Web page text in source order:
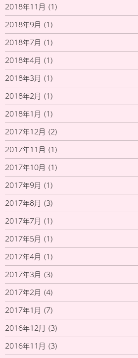
2018年11月 (1)
2018年9月 (1)
2018年7月 (1)
2018年4月 (1)
2018年3月 (1)
2018年2月 (1)
2018年1月 (1)
2017年12月 (2)
2017年11月 (1)
2017年10月 (1)
2017年9月 (1)
2017年8月 (3)
2017年7月 (1)
2017年5月 (1)
2017年4月 (1)
2017年3月 (3)
2017年2月 (4)
2017年1月 (7)
2016年12月 (3)
2016年11月 (3)